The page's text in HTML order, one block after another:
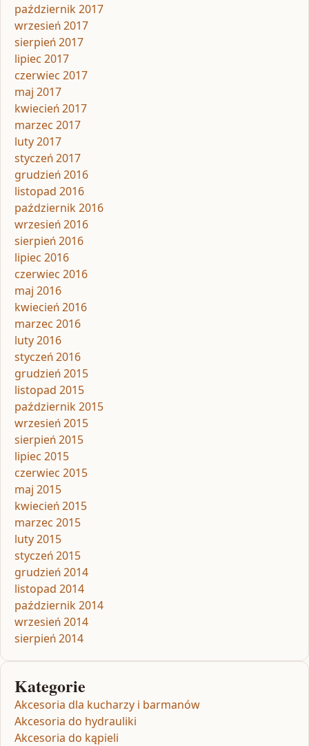
październik 2017
wrzesień 2017
sierpień 2017
lipiec 2017
czerwiec 2017
maj 2017
kwiecień 2017
marzec 2017
luty 2017
styczeń 2017
grudzień 2016
listopad 2016
październik 2016
wrzesień 2016
sierpień 2016
lipiec 2016
czerwiec 2016
maj 2016
kwiecień 2016
marzec 2016
luty 2016
styczeń 2016
grudzień 2015
listopad 2015
październik 2015
wrzesień 2015
sierpień 2015
lipiec 2015
czerwiec 2015
maj 2015
kwiecień 2015
marzec 2015
luty 2015
styczeń 2015
grudzień 2014
listopad 2014
październik 2014
wrzesień 2014
sierpień 2014
Kategorie
Akcesoria dla kucharzy i barmanów
Akcesoria do hydrauliki
Akcesoria do kąpieli